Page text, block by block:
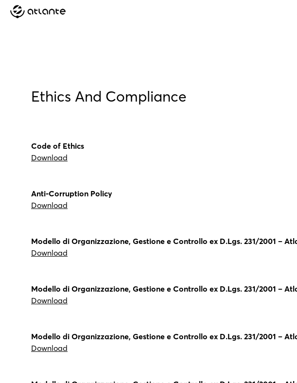
Ethics And Compliance
Code of Ethics
Download
Anti-Corruption Policy
Download
Modello di Organizzazione, Gestione e Controllo ex D.Lgs. 231/2001 –
Download
Modello di Organizzazione, Gestione e Controllo ex D.Lgs. 231/2001 –
Download
Modello di Organizzazione, Gestione e Controllo ex D.Lgs. 231/2001 –
Download